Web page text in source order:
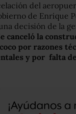
del
de Enrique
decisión de la
canceló la
por razones
y por falta